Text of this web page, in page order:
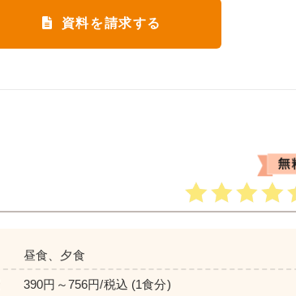
資料を請求する
昼食、夕食
390円～756円/税込 (1食分)